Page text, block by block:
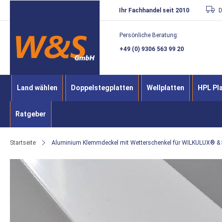
Direkt
zum
Inhalt
Ihr Fachhandel seit 2010
Persönliche Beratung:
+49 (0) 9306 563 99 20
Land wählen Doppelstegplatten Wellplatten HPL
Ratgeber
Startseite Aluminium Klemmdeckel mit Wetterschenkel für WILKULUX®
Zum